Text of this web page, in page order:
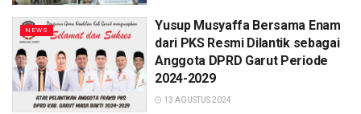
NEWS
Yusup Musyaffa Bersama Enam
dari PKS Resmi Dilantik sebagai
Anggota DPRD Garut Periode
2024-2029
13 AGUSTUS 2024